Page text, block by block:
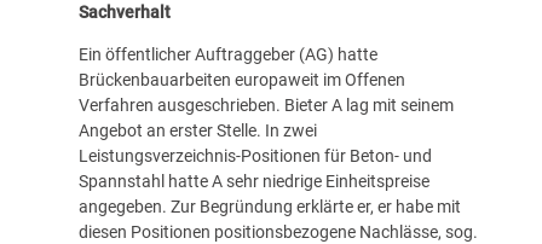
Sachverhalt
Ein öffentlicher Auftraggeber (AG) hatte
Brückenbauarbeiten europaweit im Offenen
Verfahren ausgeschrieben. Bieter A lag mit seinem
Angebot an erster Stelle. In zwei
Leistungsverzeichnis-Positionen für Beton- und
Spannstahl hatte A sehr niedrige Einheitspreise
angegeben. Zur Begründung erklärte er, er habe mit
diesen Positionen positionsbezogene Nachlässe, sog.